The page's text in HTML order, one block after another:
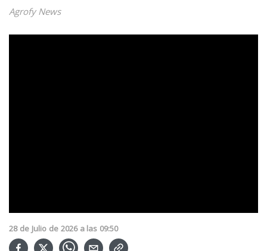
Agrofy News
28 de Julio de 2026 a las 09:50